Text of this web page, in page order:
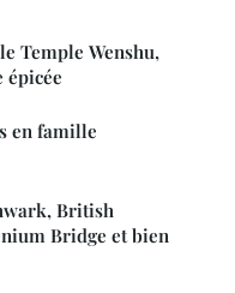
Temple Wenshu,
épicée
en famille
British
Bridge et bien